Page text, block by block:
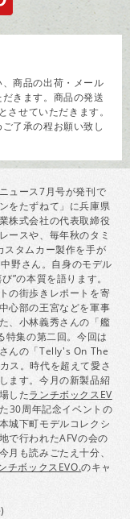
商品の出荷・メール
きます。商品の発送
せていただきます。
了承の程お願い致し
ュース7月号が発刊で
をたずねて」に兵庫県
株式会社の代表取締役
ースや、毎年秋のタミ
スタムカー製作を手が
野さん。自身のモデル
”の本質を語ります。
の街歩きレポートを寄
心部の王宮などを軍事
、小林義秀さんの「艦
特集の第二回。今回は
んの「Telly's On The
ス。時代を超えて愛さ
ます。今月の新製品紹
したランチボックスEV
30周年記念イベントの
城下町モデルコレクシ
で行われたAFVの会の
も読みごたえ十分、
チボックスEVO.のキャ